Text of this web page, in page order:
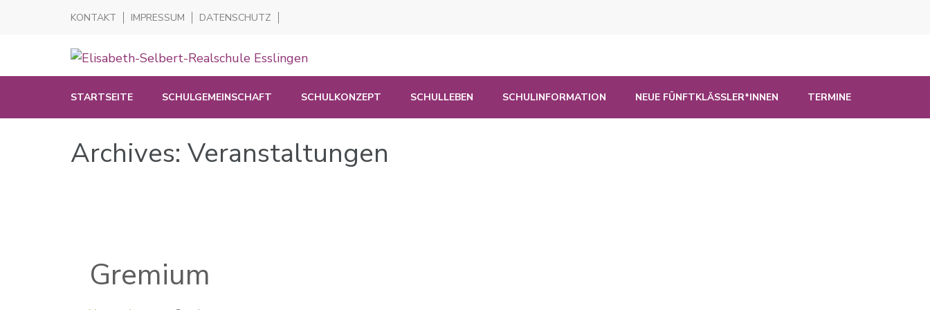
KONTAKT IMPRESSUM DATENSCHUTZ
Elisabeth-Selbert-Realschule Esslingen
STARTSEITE SCHULGEMEINSCHAFT SCHULKONZEPT SCHULLEBEN SCHULINFORMATION NEUE FÜNFTKLÄSSLER*INNEN TERMINE
Archives: Veranstaltungen
Gremium